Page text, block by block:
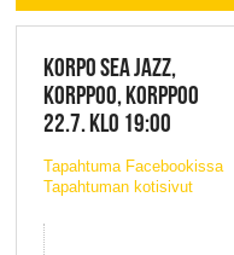
KORPO SEA JAZZ,
KORPPOO, KORPPOO
22.7. KLO 19:00
Tapahtuma Facebookissa
Tapahtuman kotisivut